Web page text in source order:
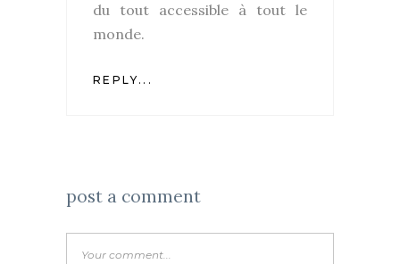
du tout accessible à tout le
monde.
REPLY...
post a comment